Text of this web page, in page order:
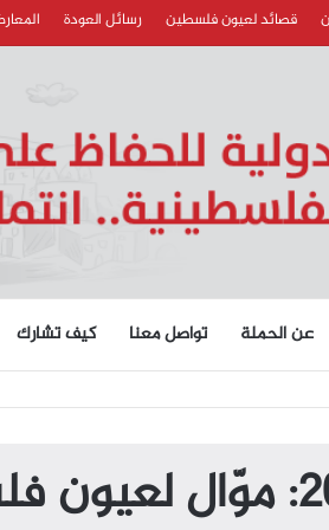
قصائد لعيون فلسطين رسائل العودة
عن الحملة تواصل معنا كيف تشارك